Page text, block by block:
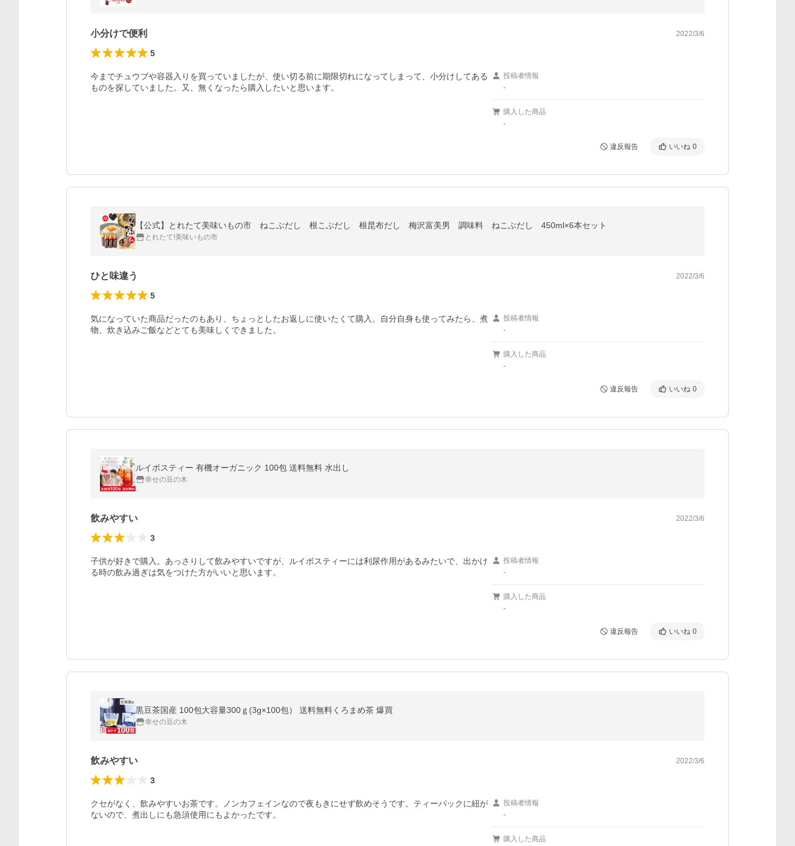
小分けで便利 2022/3/6
5
今までチュウブや容器入りを買っていましたが、使い切る前に期限切れになってしまって、小分けしてある
ものを探していました。又、無くなったら購入したいと思います。
投稿者情報
-
購入した商品
-
違反報告 いいね 0
【公式】とれたて美味いもの市 ねこぶだし 根こぶだし 根昆布だし 梅沢富美男 調味料 ねこぶだし 450ml×6本セット
とれたて!美味いもの市
ひと味違う 2022/3/6
5
気になっていた商品だったのもあり、ちょっとしたお返しに使いたくて購入。自分自身も使ってみたら、煮
物、炊き込みご飯などとても美味しくできました。
投稿者情報
-
購入した商品
-
違反報告 いいね 0
ルイボスティー 有機オーガニック 100包 送料無料 水出し
幸せの豆の木
飲みやすい 2022/3/6
3
子供が好きで購入。あっさりして飲みやすいですが、ルイボスティーには利尿作用があるみたいで、出かけ
る時の飲み過ぎは気をつけた方がいいと思います。
投稿者情報
-
購入した商品
-
違反報告 いいね 0
黒豆茶国産 100包大容量300ｇ(3g×100包） 送料無料くろまめ茶 爆買
幸せの豆の木
飲みやすい 2022/3/6
3
クセがなく、飲みやすいお茶です。ノンカフェインなので夜もきにせず飲めそうです。ティーパックに紐が
ないので、煮出しにも急須使用にもよかったです。
投稿者情報
-
購入した商品